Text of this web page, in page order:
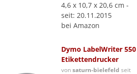
4,6 x 10,7 x 20,6 cm -
seit: 20.11.2015
bei Amazon
Dymo LabelWriter 550
Etikettendrucker
vonsaturn-bielefeld seit